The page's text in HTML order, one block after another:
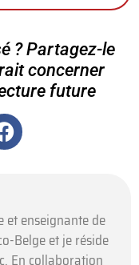
? Partagez-le
concerner
future
et enseignante de
Belge et je réside
En collaboration